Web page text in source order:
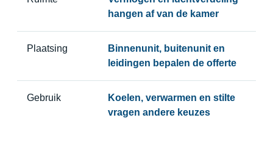
hangen af van de kamer
Plaatsing
Binnenunit, buitenunit en
leidingen bepalen de offerte
Gebruik
Koelen, verwarmen en stilte
vragen andere keuzes